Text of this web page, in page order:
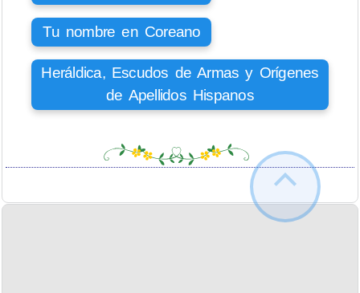
Tu nombre en Coreano
Heráldica, Escudos de Armas y Orígenes
de Apellidos Hispanos